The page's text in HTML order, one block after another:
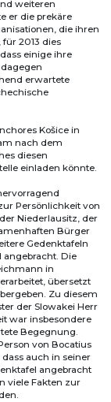
weiteren
er die prekäre
die ihren
2013 dies
einige ihre
erwartete
Košice in
nach dem
diesen
einladen könnte.
Persönlichkeit von
Niederlausitz, der
Bürger
Gedenktafeln
angebracht. Die
in
übersetzt
Zu diesem
der Slowakei Herr
war insbesondere
Begegnung.
von Bocatius
auch in seiner
angebracht
viele Fakten zur